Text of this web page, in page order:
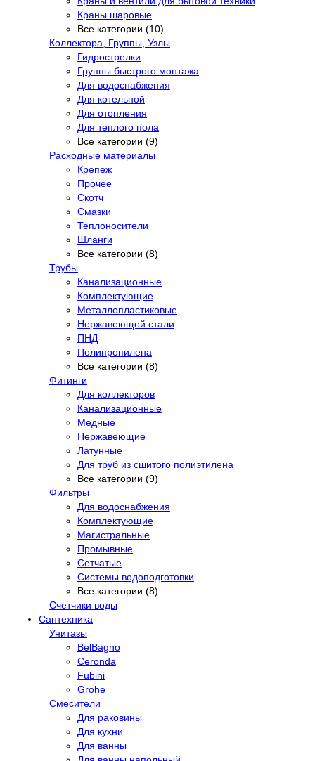
Краны шаровые
Все категории (10)
Коллектора, Группы, Узлы
Гидрострелки
Группы быстрого монтажа
Для водоснабжения
Для котельной
Для отопления
Для теплого пола
Все категории (9)
Расходные материалы
Крепеж
Прочее
Скотч
Смазки
Теплоносители
Шланги
Все категории (8)
Трубы
Канализационные
Комплектующие
Металлопластиковые
Нержавеющей стали
ПНД
Полипропилена
Все категории (8)
Фитинги
Для коллекторов
Канализационные
Медные
Нержавеющие
Латунные
Для труб из сшитого полиэтилена
Все категории (9)
Фильтры
Для водоснабжения
Комплектующие
Магистральные
Промывные
Сетчатые
Системы водоподготовки
Все категории (8)
Счетчики воды
Сантехника
Унитазы
BelBagno
Ceronda
Fubini
Grohe
Смесители
Для раковины
Для кухни
Для ванны